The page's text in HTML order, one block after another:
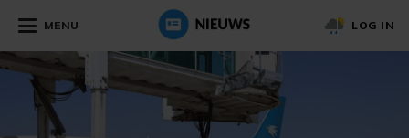
MENU LOG IN